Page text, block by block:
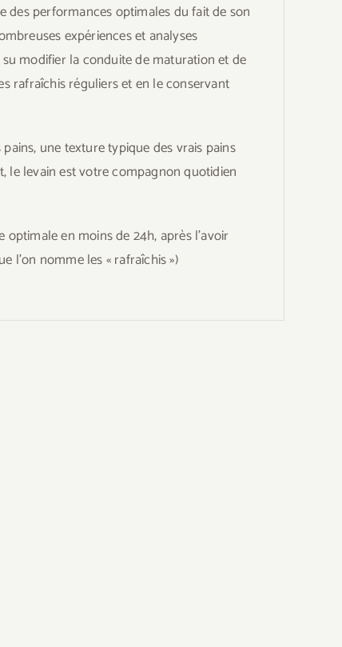
des performances optimales du fait de son
expériences et analyses
modifier la conduite de maturation et de
rafraîchis réguliers et en le conservant
une texture typique des vrais pains
le levain est votre compagnon quotidien
en moins de 24h, après l’avoir
l’on nomme les « rafraîchis »)